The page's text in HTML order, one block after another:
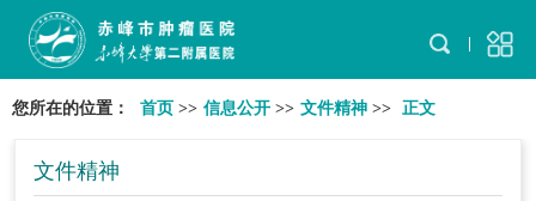
您所在的位置： 首页 >> 信息公开 >> 文件精神 >> 正文
文件精神